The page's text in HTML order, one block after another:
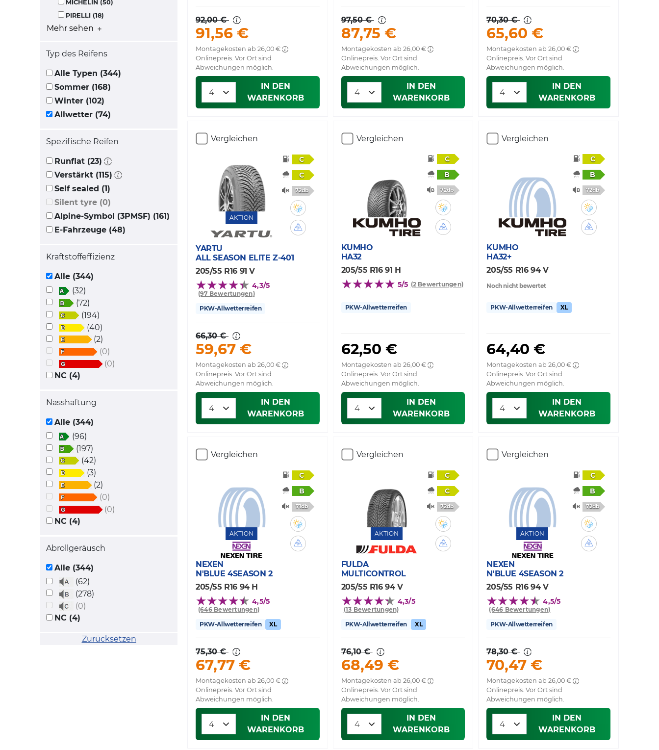
MICHELIN (50)
PIRELLI (18)
Mehr sehen
Typ des Reifens
Alle Typen (344)
Sommer (168)
Winter (102)
Allwetter (74)
Spezifische Reifen
Runflat (23)
Verstärkt (115)
Self sealed (1)
Silent tyre (0)
Alpine-Symbol (3PMSF) (161)
E-Fahrzeuge (48)
Kraftstoffeffizienz
Alle (344)
(32)
(72)
(194)
(40)
(2)
(0)
(0)
NC (4)
Nasshaftung
Alle (344)
(96)
(197)
(42)
(3)
(2)
(0)
(0)
NC (4)
Abrollgeräusch
Alle (344)
(62)
(278)
(0)
NC (4)
Zurücksetzen
92,00 €
91,56 €
Montagekosten ab 26,00 €
Onlinepreis. Vor Ort sind
Abweichungen möglich.
IN DEN
WARENKORB
97,50 €
87,75 €
Montagekosten ab 26,00 €
Onlinepreis. Vor Ort sind
Abweichungen möglich.
IN DEN
WARENKORB
70,30 €
65,60 €
Montagekosten ab 26,00 €
Onlinepreis. Vor Ort sind
Abweichungen möglich.
IN DEN
WARENKORB
Vergleichen
AKTION
C
C
72db
YARTU
ALL SEASON ELITE Z-401
205/55 R16 91 V
4,3/5
(97 Bewertungen)
PKW-Allwetterreifen
66,30 €
59,67 €
Montagekosten ab 26,00 €
Onlinepreis. Vor Ort sind
Abweichungen möglich.
IN DEN
WARENKORB
Vergleichen
C
B
72db
KUMHO
HA32
205/55 R16 91 H
5/5 (2 Bewertungen)
PKW-Allwetterreifen
62,50 €
Montagekosten ab 26,00 €
Onlinepreis. Vor Ort sind
Abweichungen möglich.
IN DEN
WARENKORB
Vergleichen
C
B
72db
KUMHO
HA32+
205/55 R16 94 V
Noch nicht bewertet
PKW-Allwetterreifen XL
64,40 €
Montagekosten ab 26,00 €
Onlinepreis. Vor Ort sind
Abweichungen möglich.
IN DEN
WARENKORB
Vergleichen
AKTION
C
B
71db
NEXEN
N'BLUE 4SEASON 2
205/55 R16 94 H
4,5/5
(646 Bewertungen)
PKW-Allwetterreifen
XL
75,30 €
67,77 €
Montagekosten ab 26,00 €
Onlinepreis. Vor Ort sind
Abweichungen möglich.
IN DEN
WARENKORB
Vergleichen
AKTION
C
C
72db
FULDA
MULTICONTROL
205/55 R16 94 V
4,3/5
(13 Bewertungen)
PKW-Allwetterreifen
XL
76,10 €
68,49 €
Montagekosten ab 26,00 €
Onlinepreis. Vor Ort sind
Abweichungen möglich.
IN DEN
WARENKORB
Vergleichen
AKTION
C
B
72db
NEXEN
N'BLUE 4SEASON 2
205/55 R16 94 V
4,5/5
(646 Bewertungen)
PKW-Allwetterreifen
78,30 €
70,47 €
Montagekosten ab 26,00 €
Onlinepreis. Vor Ort sind
Abweichungen möglich.
IN DEN
WARENKORB